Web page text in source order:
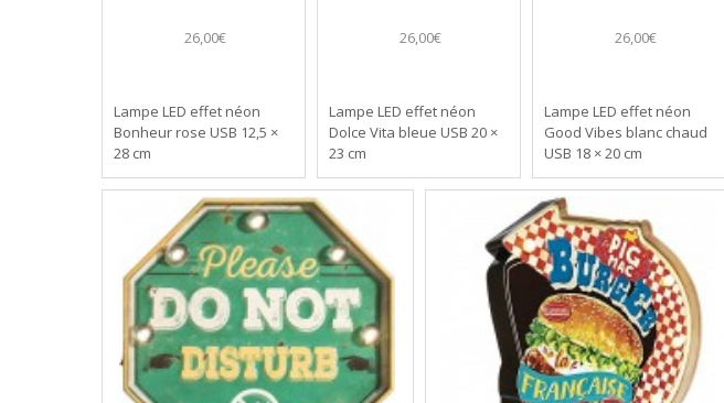
26,00€
Lampe LED effet néon
Bonheur rose USB 12,5 ×
28 cm
26,00€
Lampe LED effet néon
Dolce Vita bleue USB 20 ×
23 cm
26,00€
Lampe LED effet néon
Good Vibes blanc chaud
USB 18 × 20 cm